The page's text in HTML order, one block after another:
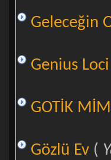
Geleceğin
Genius
GOTİK
Gözlü Ev(